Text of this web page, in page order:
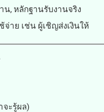
น, หลักฐานรับงานจริง
าย เช่น ผู้เชิญส่งเงินให้
จะรู้ผล)